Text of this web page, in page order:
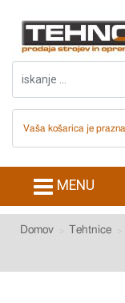
Vaša košarica je
MENU
Domov Tehtnice